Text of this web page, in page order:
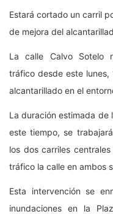
Estará cortado un carril
de mejora del
La calle Calvo Sotelo
tráfico desde este
alcantarillado en el
La duración estimada de
este tiempo, se
los dos carriles
tráfico la calle en ambos
Esta intervención se
inundaciones en la